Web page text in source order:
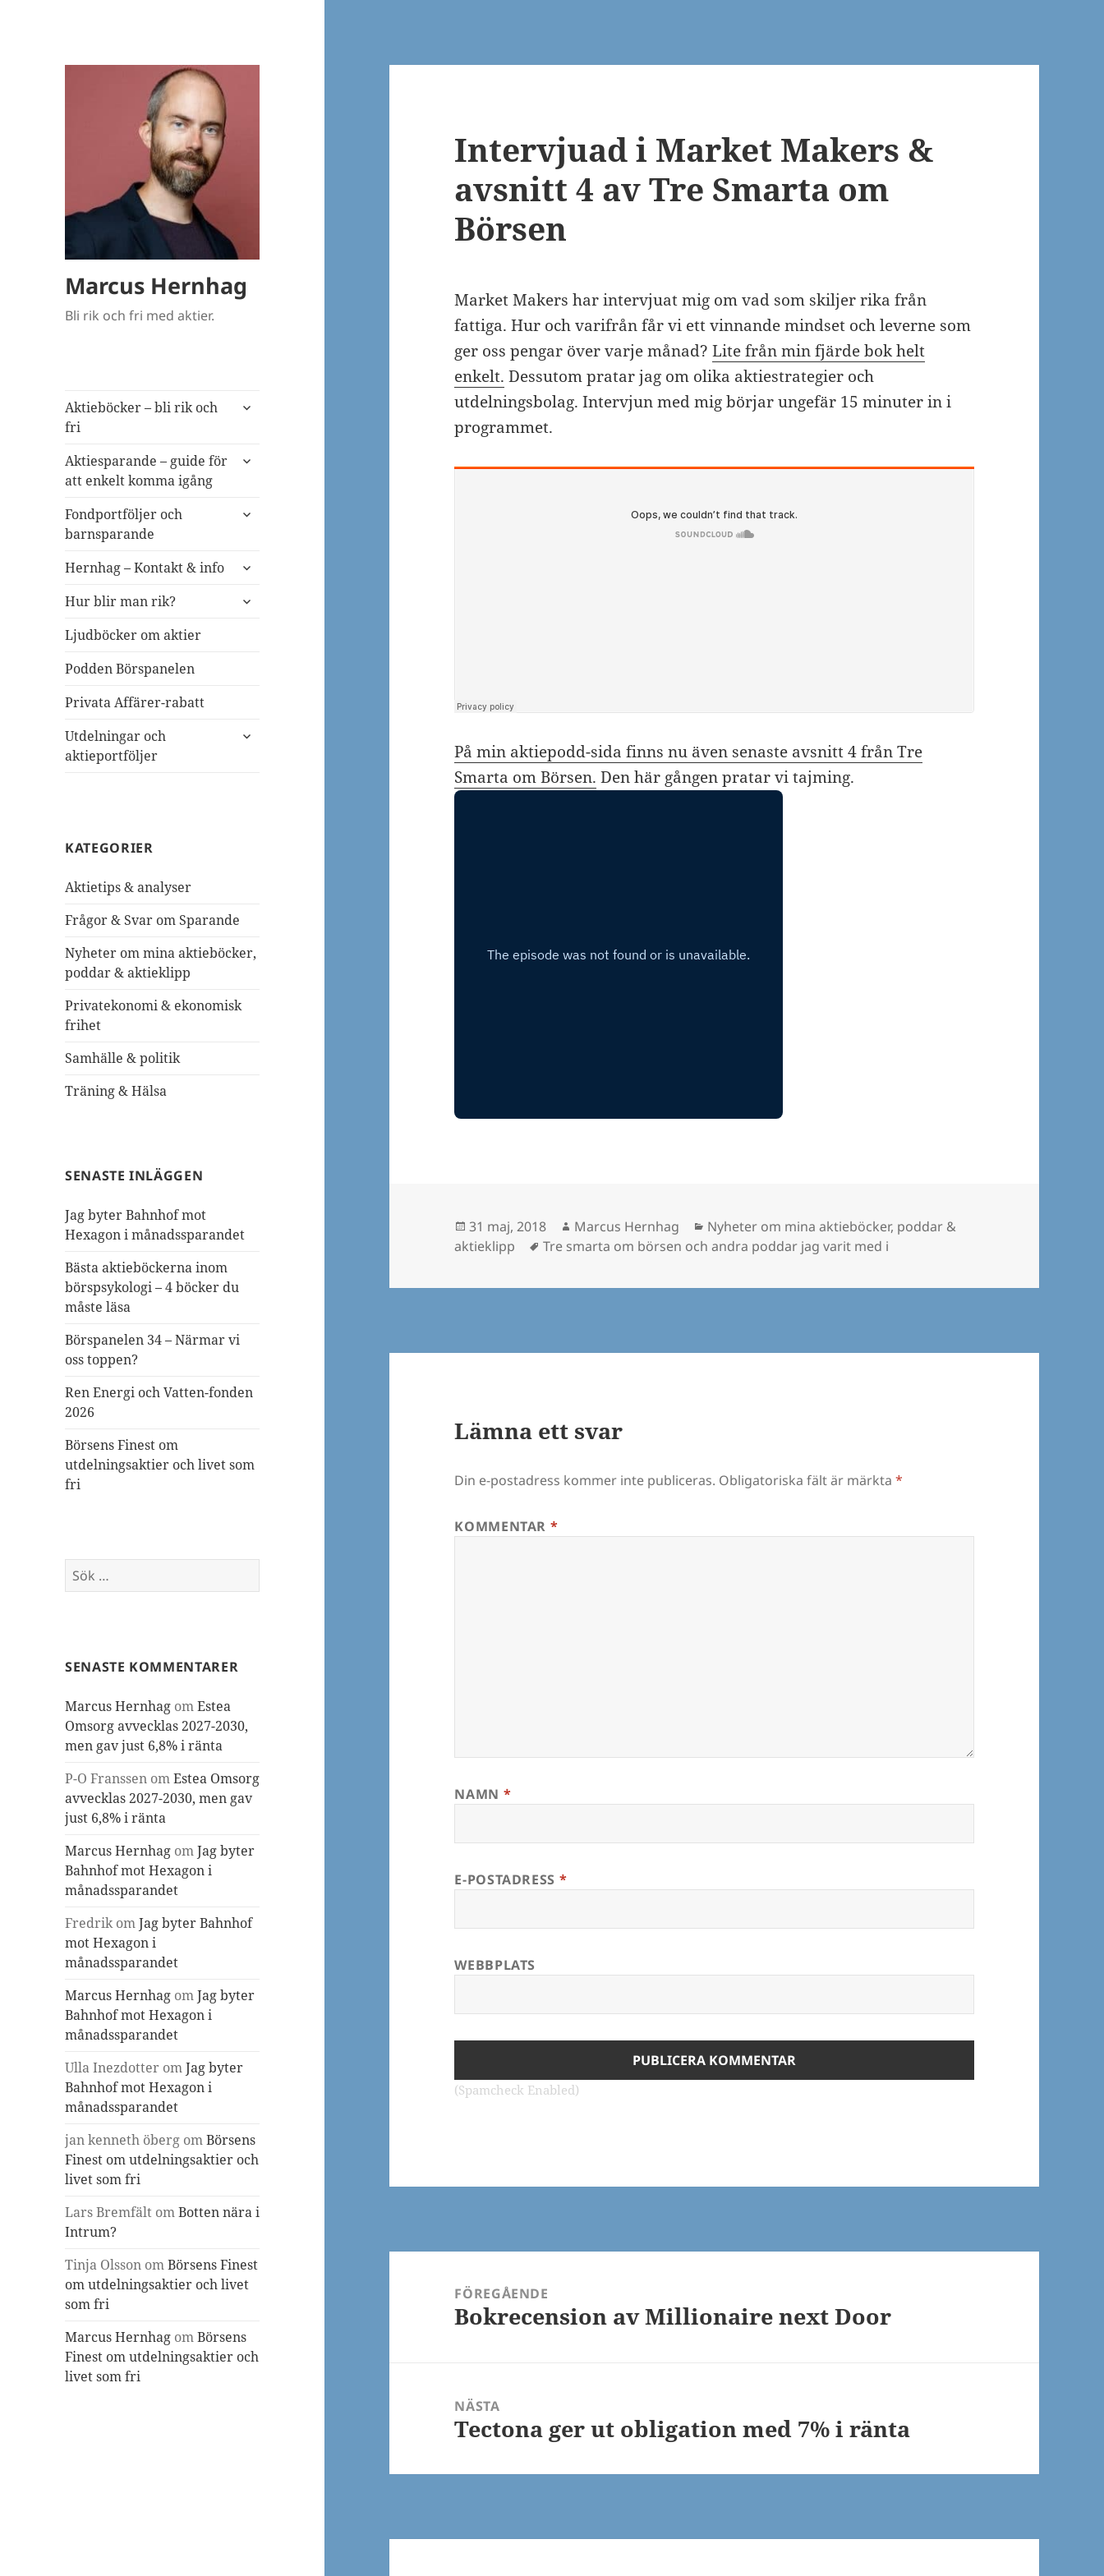
Marcus Hernhag
Bli rik och fri med aktier.
Aktieböcker – bli rik och
fri
expandera
Aktiesparande – guide för
att enkelt komma igång
expandera
Fondportföljer och
barnsparande
expandera
Hernhag – Kontakt & info
expandera
Hur blir man rik?
expandera
Ljudböcker om aktier
Podden Börspanelen
Privata Affärer-rabatt
Utdelningar och
aktieportföljer
expandera
KATEGORIER
Aktietips & analyser
Frågor & Svar om Sparande
Nyheter om mina aktieböcker,
poddar & aktieklipp
Privatekonomi & ekonomisk
frihet
Samhälle & politik
Träning & Hälsa
SENASTE INLÄGGEN
Jag byter Bahnhof mot
Hexagon i månadssparandet
Bästa aktieböckerna inom
börspsykologi – 4 böcker du
måste läsa
Börspanelen 34 – Närmar vi
oss toppen?
Ren Energi och Vatten-fonden
2026
Börsens Finest om
utdelningsaktier och livet som
fri
Sök
efter:
SENASTE KOMMENTARER
Marcus Hernhag omEstea
Omsorg avvecklas 2027-2030,
men gav just 6,8% i ränta
P-O Franssen omEstea Omsorg
avvecklas 2027-2030, men gav
just 6,8% i ränta
Marcus Hernhag omJag byter
Bahnhof mot Hexagon i
månadssparandet
FredrikomJag byter Bahnhof
mot Hexagon i
månadssparandet
Marcus Hernhag omJag byter
Bahnhof mot Hexagon i
månadssparandet
Ulla Inezdotter omJag byter
Bahnhof mot Hexagon i
månadssparandet
jan kenneth öberg omBörsens
Finest om utdelningsaktier och
livet som fri
Lars Bremfält omBotten nära i
Intrum?
Tinja Olsson omBörsens Finest
om utdelningsaktier och livet
som fri
Marcus Hernhag omBörsens
Finest om utdelningsaktier och
livet som fri
Intervjuad i Market Makers &
avsnitt 4 av Tre Smarta om
Börsen
Market Makers har intervjuat mig om vad som skiljer rika från
fattiga. Hur och varifrån får vi ett vinnande mindset och leverne som
ger oss pengar över varje månad?Lite från min fjärde bok helt
enkelt. Dessutom pratar jag om olika aktiestrategier och
utdelningsbolag. Intervjun med mig börjar ungefär 15 minuter in i
programmet.
På min aktiepodd-sida finns nu även senaste avsnitt 4 från Tre
Smarta om Börsen. Den här gången pratar vi tajming.
Postat
31 maj, 2018 Författare
Marcus Hernhag Kategorier
Nyheter om mina aktieböcker, poddar &
aktieklipp
Taggar
Tre smarta om börsen och andra poddar jag varit med i
Lämna ett svar
Din e-postadress kommer inte publiceras. Obligatoriska fält är märkta*
KOMMENTAR *
NAMN *
E-POSTADRESS *
WEBBPLATS
(Spamcheck Enabled)
FÖREGÅENDE
Föregående
Bokrecension av Millionaire next Door
NÄSTA
Nästa
Tectona ger ut obligation med 7% i ränta